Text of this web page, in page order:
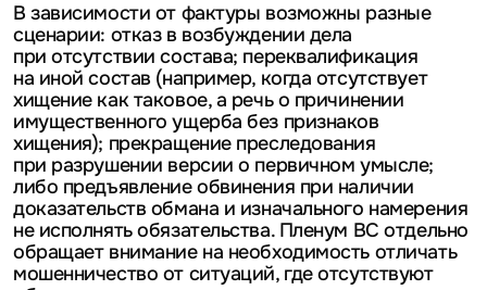
В зависимости от фактуры возможны разные
сценарии: отказ в возбуждении дела
при отсутствии состава; переквалификация
на иной состав (например, когда отсутствует
хищение как таковое, а речь о причинении
имущественного ущерба без признаков
хищения); прекращение преследования
при разрушении версии о первичном умысле;
либо предъявление обвинения при наличии
доказательств обмана и изначального намерения
не исполнять обязательства. Пленум ВС отдельно
обращает внимание на необходимость отличать
мошенничество от ситуаций, где отсутствуют